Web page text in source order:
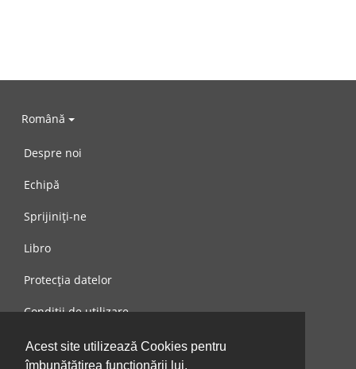
Acest site utilizează Cookies pentru
îmbunătățirea funcționării lui.
Română
Despre noi
Echipă
Sprijiniți-ne
Libro
Protecția datelor
Condiții de utilizare
Mesaj către noi